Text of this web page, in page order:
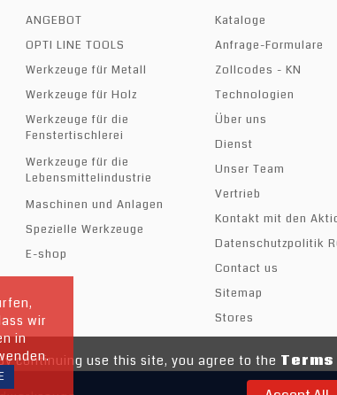
continuing use this site, you agree to the
ANGEBOT
OPTI LINE TOOLS
Werkzeuge für Metall
Werkzeuge für Holz
Werkzeuge für die
Fenstertischlerei
Werkzeuge für die
Lebensmittelindustrie
Maschinen und Anlagen
Spezielle Werkzeuge
E-shop
Kataloge
Anfrage-Formulare
Zollcodes - KN
Technologien
Über uns
Dienst
Unser Team
Vertrieb
Kontakt mit den
Datenschutzpolitik
Contact us
Sitemap
Stores
wir
in